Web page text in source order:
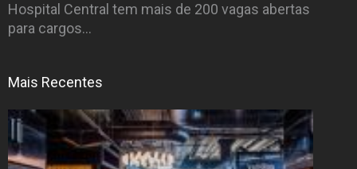
Hospital Central tem mais de 200 vagas abertas
para cargos…
Mais Recentes